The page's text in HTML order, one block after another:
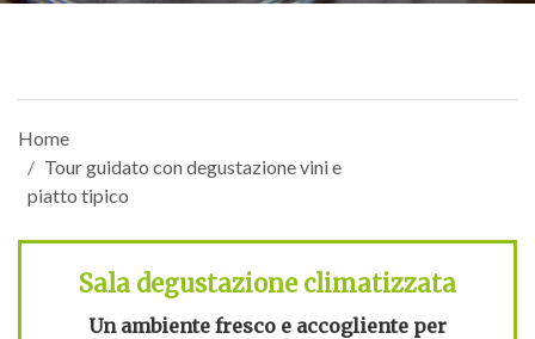
Home
Tour guidato con degustazione vini e
piatto tipico
Sala degustazione climatizzata
Un ambiente fresco e accogliente per